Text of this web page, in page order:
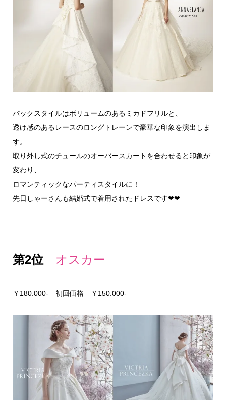
バックスタイルはボリュームのあるミカドフリルと、
透け感のあるレースのロングトレーンで豪華な印象を演出しま
す。
取り外し式のチュールのオーバースカートを合わせると印象が
変わり、
ロマンティックなパーティスタイルに！
先日しゃーさんも結婚式で着用されたドレスです❤❤
第2位 オスカー
￥180.000- 初回価格 ￥150.000-